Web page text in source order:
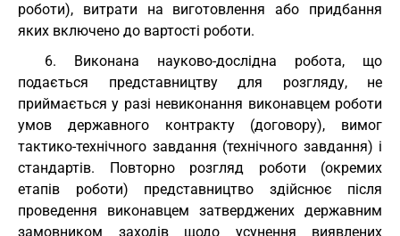
роботи), витрати на виготовлення або придбання
яких включено до вартості роботи.
6. Виконана науково-дослідна робота, що
подається представництву для розгляду, не
приймається у разі невиконання виконавцем роботи
умов державного контракту (договору), вимог
тактико-технічного завдання (технічного завдання) і
стандартів. Повторно розгляд роботи (окремих
етапів роботи) представництво здійснює після
проведення виконавцем затверджених державним
замовником заходів щодо усунення виявлених